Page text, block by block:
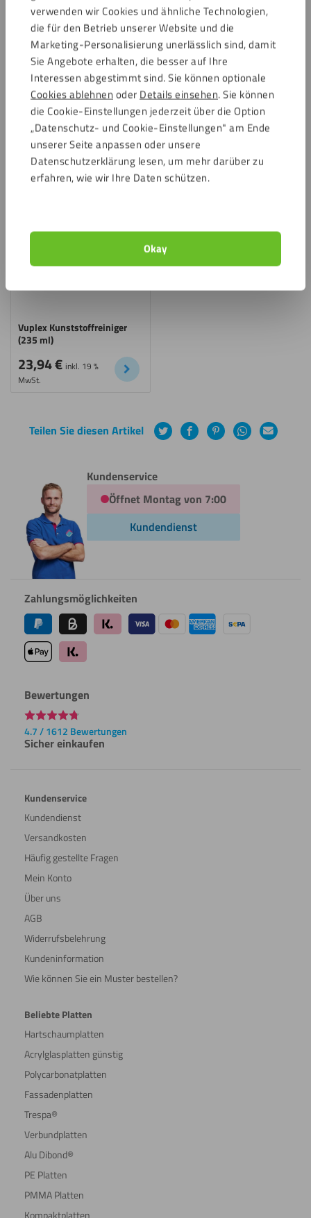
verwenden wir Cookies und ähnliche Technologien,
die für den Betrieb unserer Website und die
Marketing-Personalisierung unerlässlich sind, damit
Sie Angebote erhalten, die besser auf Ihre
Interessen abgestimmt sind. Sie können optionale
Cookies ablehnen oder Details einsehen. Sie können
die Cookie-Einstellungen jederzeit über die Option
„Datenschutz- und Cookie-Einstellungen" am Ende
unserer Seite anpassen oder unsere
Datenschutzerklärung lesen, um mehr darüber zu
erfahren, wie wir Ihre Daten schützen.
Okay
Microfaser Poliertuch Deluxe
9,54€ inkl. 19 % MwSt.
Fixxerss Acryl Polierset Basic
47,94€
MwSt.
Vuplex Kunststoffreiniger
(235 ml)
23,94€ inkl. 19 %
MwSt.
Teilen Sie diesen Artikel TwitterFacebookPinterestWhatsApp
E-
Kundenservice
Öffnet Montag von 7:00
Kundendienst
Zahlungsmöglichkeiten
Bewertungen
4.7 / 1612 Bewertungen
Sicher einkaufen
Kundenservice
Kundendienst
Versandkosten
Häufig gestellte Fragen
Mein Konto
Über uns
AGB
Widerrufsbelehrung
Kundeninformation
Wie können Sie ein Muster bestellen?
Beliebte Platten
Hartschaumplatten
Acrylglasplatten günstig
Polycarbonatplatten
Fassadenplatten
Trespa®
Verbundplatten
Alu Dibond®
PE Platten
PMMA Platten
Kompaktplatten